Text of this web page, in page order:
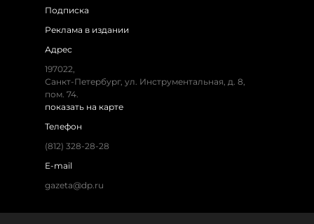
Подписка
Реклама в издании
Адрес
197022,
Санкт-Петербург, ул. Инструментальная, д. 8,
пом. 74.
показать на карте
Телефон
(812) 328-28-28
E-mail
gazeta@dp.ru